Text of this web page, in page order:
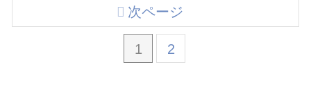
1 2
次ページ